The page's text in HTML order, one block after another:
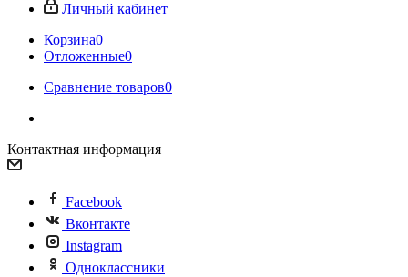
Личный кабинет
Корзина0
Отложенные0
Сравнение товаров0
Контактная информация
Facebook
Вконтакте
Instagram
Одноклассники